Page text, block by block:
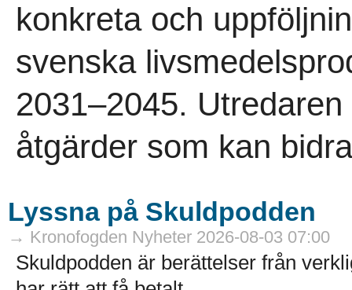
konkreta och
svenska
2031–2045.
åtgärder som kan
Lyssna på Skuldpodden
→ Kronofogden Nyheter 2026-08-03 07:00
Skuldpodden är berättelser från